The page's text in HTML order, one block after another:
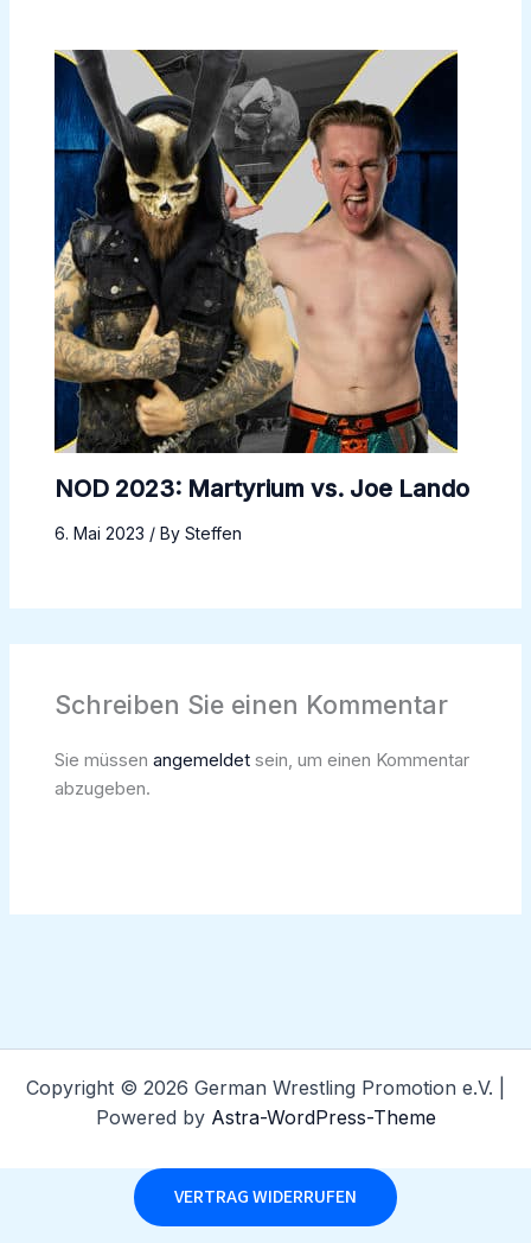
NOD 2023: Martyrium vs. Joe Lando
6. Mai 2023 / By Steffen
Schreiben Sie einen Kommentar
Sie müssen angemeldetsein, um einen Kommentar
abzugeben.
Copyright © 2026 German Wrestling Promotion e.V. |
Powered by Astra-WordPress-Theme
VERTRAG WIDERRUFEN